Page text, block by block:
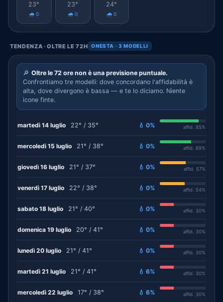
23°
🌧️ 0
23°
🌧️ 0
24°
🌧️ 0
TENDENZA · OLTRE LE 72H ONESTA · 3 MODELLI
🔎 Oltre le 72 ore non è una previsione puntuale.
Confrontiamo tre modelli: dove concordano l'affidabilità è
alta, dove divergono è bassa — e te lo diciamo. Niente
icone finte.
martedì 14 luglio 22° / 35° 💧 0% affid. 85%
mercoledì 15 luglio 21° / 38° 💧 0% affid. 69%
giovedì 16 luglio 21° / 37° 💧 0% affid. 57%
venerdì 17 luglio 22° / 38° 💧 0% affid. 54%
sabato 18 luglio 21° / 40° 💧 0% affid. 30%
domenica 19 luglio 20° / 41° 💧 0% affid. 30%
lunedì 20 luglio 21° / 41° 💧 0% affid. 30%
martedì 21 luglio 21° / 41° 💧 6% affid. 30%
mercoledì 22 luglio 17° / 38° 💧 6% affid. 30%